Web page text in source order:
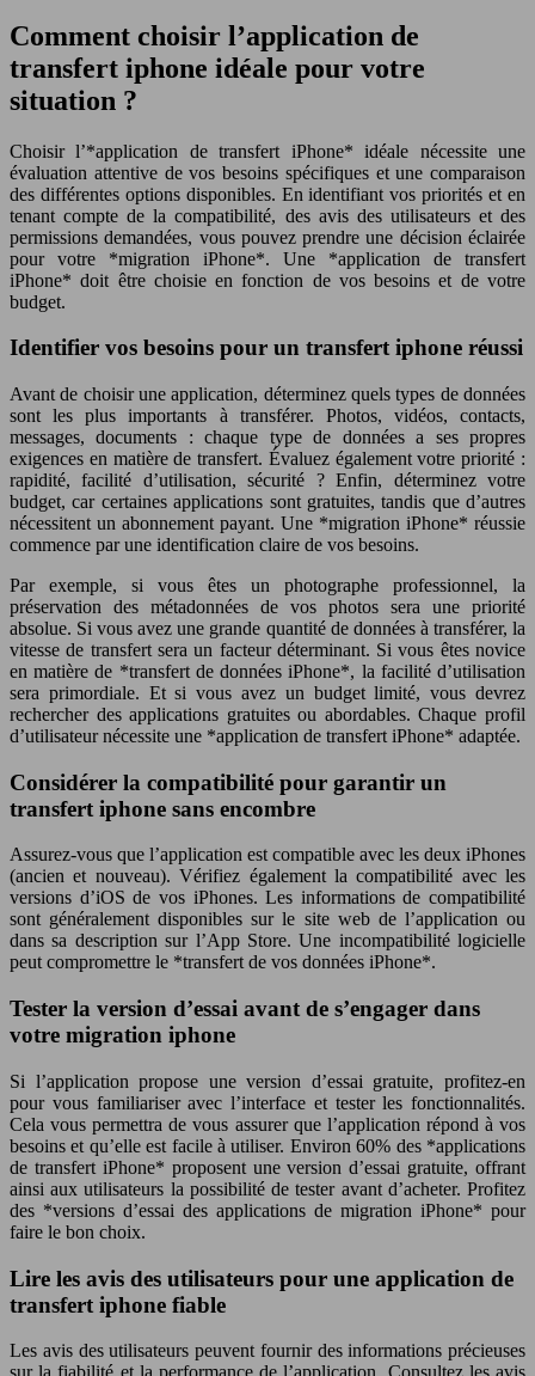
Comment choisir l’application de
transfert iphone idéale pour votre
situation ?
Choisir l’*application de transfert iPhone* idéale nécessite une
évaluation attentive de vos besoins spécifiques et une comparaison
des différentes options disponibles. En identifiant vos priorités et en
tenant compte de la compatibilité, des avis des utilisateurs et des
permissions demandées, vous pouvez prendre une décision éclairée
pour votre *migration iPhone*. Une *application de transfert
iPhone* doit être choisie en fonction de vos besoins et de votre
budget.
Identifier vos besoins pour un transfert iphone réussi
Avant de choisir une application, déterminez quels types de données
sont les plus importants à transférer. Photos, vidéos, contacts,
messages, documents : chaque type de données a ses propres
exigences en matière de transfert. Évaluez également votre priorité :
rapidité, facilité d’utilisation, sécurité ? Enfin, déterminez votre
budget, car certaines applications sont gratuites, tandis que d’autres
nécessitent un abonnement payant. Une *migration iPhone* réussie
commence par une identification claire de vos besoins.
Par exemple, si vous êtes un photographe professionnel, la
préservation des métadonnées de vos photos sera une priorité
absolue. Si vous avez une grande quantité de données à transférer, la
vitesse de transfert sera un facteur déterminant. Si vous êtes novice
en matière de *transfert de données iPhone*, la facilité d’utilisation
sera primordiale. Et si vous avez un budget limité, vous devrez
rechercher des applications gratuites ou abordables. Chaque profil
d’utilisateur nécessite une *application de transfert iPhone* adaptée.
Considérer la compatibilité pour garantir un
transfert iphone sans encombre
Assurez-vous que l’application est compatible avec les deux iPhones
(ancien et nouveau). Vérifiez également la compatibilité avec les
versions d’iOS de vos iPhones. Les informations de compatibilité
sont généralement disponibles sur le site web de l’application ou
dans sa description sur l’App Store. Une incompatibilité logicielle
peut compromettre le *transfert de vos données iPhone*.
Tester la version d’essai avant de s’engager dans
votre migration iphone
Si l’application propose une version d’essai gratuite, profitez-en
pour vous familiariser avec l’interface et tester les fonctionnalités.
Cela vous permettra de vous assurer que l’application répond à vos
besoins et qu’elle est facile à utiliser. Environ 60% des *applications
de transfert iPhone* proposent une version d’essai gratuite, offrant
ainsi aux utilisateurs la possibilité de tester avant d’acheter. Profitez
des *versions d’essai des applications de migration iPhone* pour
faire le bon choix.
Lire les avis des utilisateurs pour une application de
transfert iphone fiable
Les avis des utilisateurs peuvent fournir des informations précieuses